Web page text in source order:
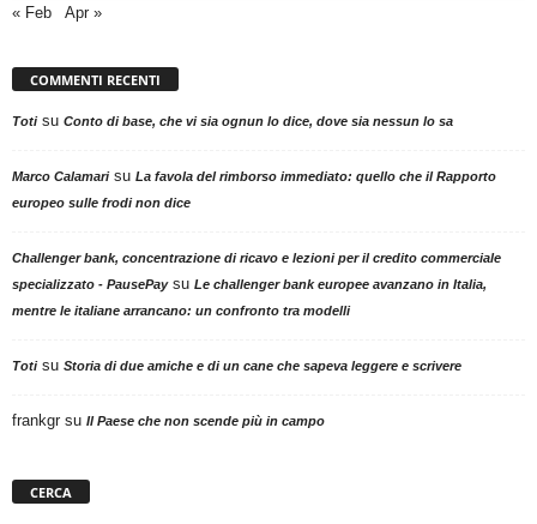
« Feb
Apr »
COMMENTI RECENTI
Totisu Conto di base, che vi sia ognun lo dice, dove sia nessun lo sa
Marco Calamarisu La favola del rimborso immediato: quello che il Rapporto
europeo sulle frodi non dice
Challenger bank, concentrazione di ricavo e lezioni per il credito commerciale
specializzato - PausePaysu Le challenger bank europee avanzano in Italia,
mentre le italiane arrancano: un confronto tra modelli
Totisu Storia di due amiche e di un cane che sapeva leggere e scrivere
frankgr su Il Paese che non scende più in campo
CERCA